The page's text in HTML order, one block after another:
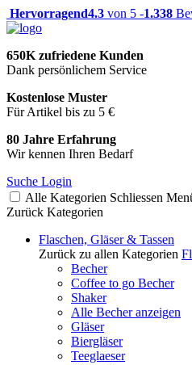
Hervorragend4.3 von 5 -1.338
650K zufriedene Kunden
Dank persönlichem Service
Kostenlose Muster
Für Artikel bis zu 5 €
80 Jahre Erfahrung
Wir kennen Ihren Bedarf
Suche Login
Alle Kategorien Schliessen
Zurück Kategorien
Flaschen, Gläser & Tassen
Zurück zu allen Kategorien
Becher
Coffee to go Becher
Shaker
Alle Becher anzeigen
Gläser
Biergläser
Teeglaeser